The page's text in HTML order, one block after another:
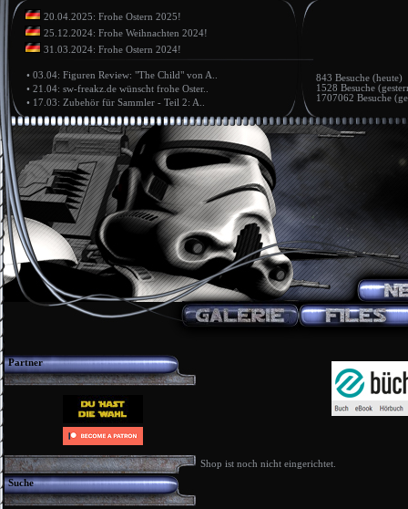
20.04.2025: Frohe Ostern 2025!
25.12.2024: Frohe Weihnachten 2024!
31.03.2024: Frohe Ostern 2024!
• 03.04: Figuren Review: "The Child" von A..
• 21.04: sw-freakz.de wünscht frohe Oster..
• 17.03: Zubehör für Sammler - Teil 2: A..
843 Besuche (heute)
1528 Besuche
1707062 Besuche
Partner
Suche
Shop ist noch nicht eingerichtet.